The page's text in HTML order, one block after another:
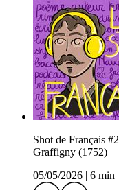
Shot de Français
Graffigny (1752)
05/05/2026 | 6 min